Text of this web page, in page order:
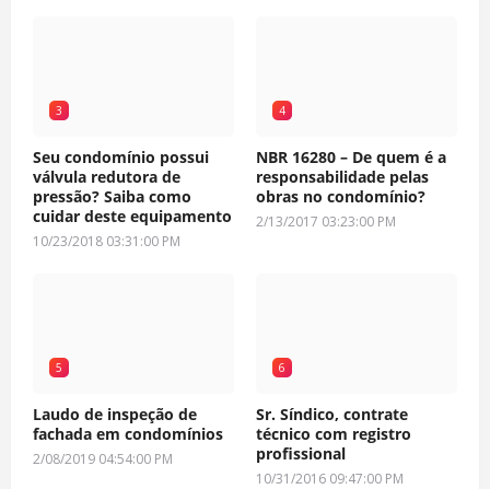
3
Seu condomínio possui
válvula redutora de
pressão? Saiba como
cuidar deste equipamento
10/23/2018 03:31:00 PM
4
NBR 16280 – De quem é a
responsabilidade pelas
obras no condomínio?
2/13/2017 03:23:00 PM
5
Laudo de inspeção de
fachada em condomínios
2/08/2019 04:54:00 PM
6
Sr. Síndico, contrate
técnico com registro
profissional
10/31/2016 09:47:00 PM